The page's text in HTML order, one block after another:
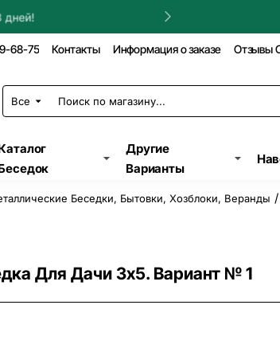
дня!
68-75 Контакты Информация о заказе Отзывы
Все
Поиск
по
Другие
Варианты
Для Дачи 3х5. Вариант № 1
Беседки, Бытовки, Хозблоки, Веранды